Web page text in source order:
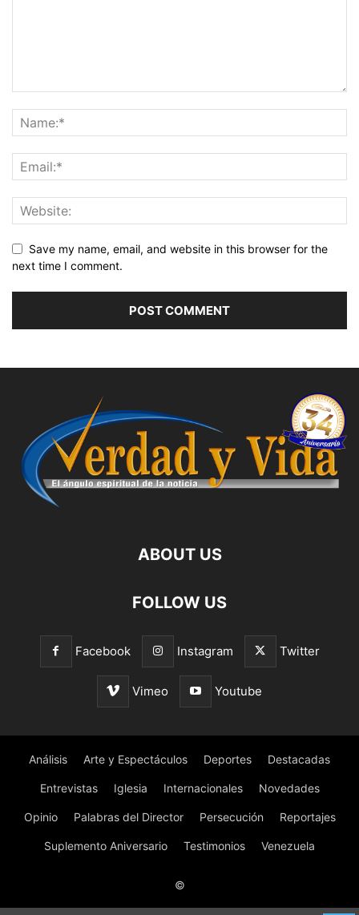
Save my name, email, and website in this browser for the
next time I comment.
ABOUT US
FOLLOW US
Facebook Instagram Twitter
Vimeo Youtube
Análisis Arte y Espectáculos Deportes Destacadas
Entrevistas Iglesia Internacionales Novedades
Opinio Palabras del Director Persecución Reportajes
Suplemento Aniversario Testimonios Venezuela
©